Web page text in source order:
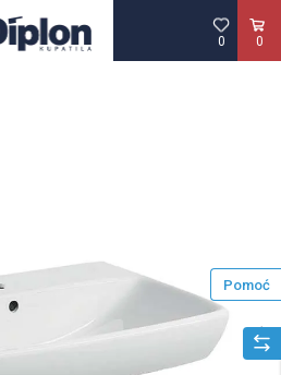
0
0
Pomoć